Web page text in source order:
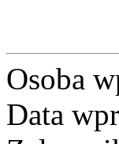
Osoba
Data